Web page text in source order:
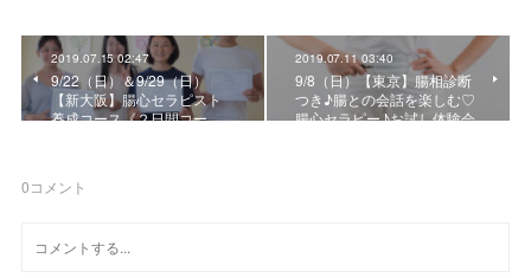
2019.07.15 02:47
9/22（日）＆9/29（日）
【新大阪】腸心セラピスト
養成コース《２日間コー…
2019.07.11 03:40
9/8（日）【東京】腸相診断
つき♪腸との会話を楽しむ♡
腸心セラピー♪お試し体験会
0コメント